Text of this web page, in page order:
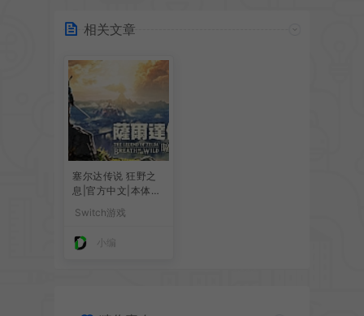
相关文章
塞尔达传说 狂野之
息|官方中文|本体+
C|NSZ|原版|
Switch游戏
小编